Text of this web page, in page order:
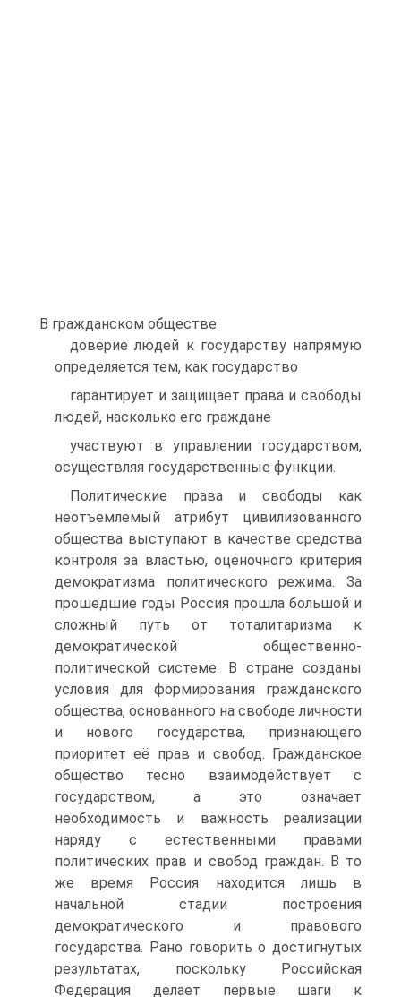
В гражданском обществе
доверие людей к государству напрямую
определяется тем, как государство
гарантирует и защищает права и свободы
людей, насколько его граждане
участвуют в управлении государством,
осуществляя государственные функции.
Политические права и свободы как
неотъемлемый атрибут цивилизованного
общества выступают в качестве средства
контроля за властью, оценочного критерия
демократизма политического режима. За
прошедшие годы Россия прошла большой и
сложный путь от тоталитаризма к
демократической общественно-
политической системе. В стране созданы
условия для формирования гражданского
общества, основанного на свободе личности
и нового государства, признающего
приоритет её прав и свобод. Гражданское
общество тесно взаимодействует с
государством, а это означает
необходимость и важность реализации
наряду с естественными правами
политических прав и свобод граждан. В то
же время Россия находится лишь в
начальной стадии построения
демократического и правового
государства. Рано говорить о достигнутых
результатах, поскольку Российская
Федерация делает первые шаги к